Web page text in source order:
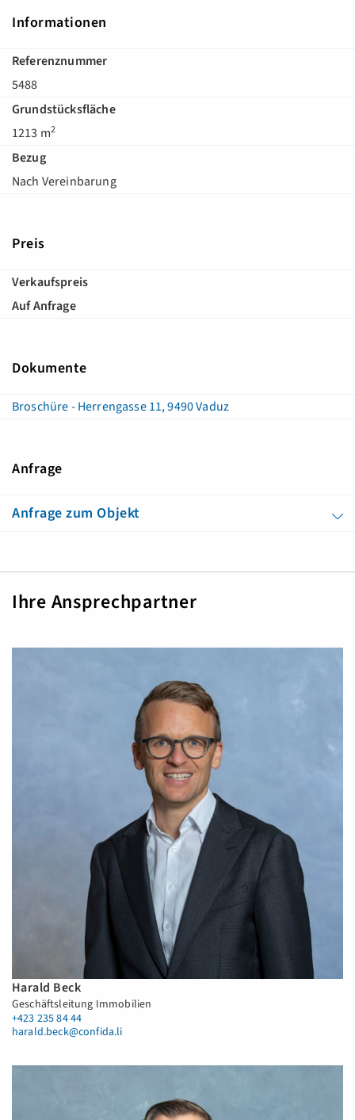
Informationen
Referenznummer
5488
Grundstücksfläche
1213 m2
Bezug
Nach Vereinbarung
Preis
Verkaufspreis
Auf Anfrage
Dokumente
Broschüre - Herrengasse 11, 9490 Vaduz
Anfrage
Anfrage zum Objekt
Ihre Ansprechpartner
Harald Beck
Geschäftsleitung Immobilien
+423 235 84 44
harald.beck@confida.li